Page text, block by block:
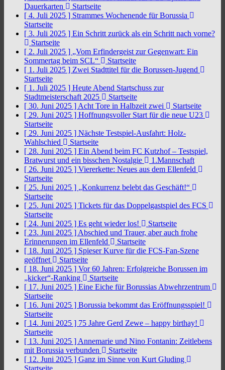
Dauerkarten
Startseite
[ 4. Juli 2025 ] Strammes Wochenende für Borussia
Startseite
[ 3. Juli 2025 ] Ein Schritt zurück als ein Schritt nach vorne?
Startseite
[ 2. Juli 2025 ] „Vom Erfindergeist zur Gegenwart: Ein
Sommertag beim SCL“
Startseite
[ 1. Juli 2025 ] Zwei Stadttitel für die Borussen-Jugend
Startseite
[ 1. Juli 2025 ] Heute Abend Startschuss zur
Stadtmeisterschaft 2025
Startseite
[ 30. Juni 2025 ] Acht Tore in Halbzeit zwei
Startseite
[ 29. Juni 2025 ] Hoffnungsvoller Start für die neue U23
Startseite
[ 29. Juni 2025 ] Nächste Testspiel-Ausfahrt: Holz-
Wahlschied
Startseite
[ 28. Juni 2025 ] Ein Abend beim FC Kutzhof – Testspiel,
Bratwurst und ein bisschen Nostalgie
1.Mannschaft
[ 26. Juni 2025 ] Viererkette: Neues aus dem Ellenfeld
Startseite
[ 25. Juni 2025 ] „Konkurrenz belebt das Geschäft!“
Startseite
[ 25. Juni 2025 ] Tickets für das Doppelgastspiel des FCS
Startseite
[ 24. Juni 2025 ] Es geht wieder los!
Startseite
[ 23. Juni 2025 ] Abschied und Trauer, aber auch frohe
Erinnerungen im Ellenfeld
Startseite
[ 18. Juni 2025 ] Spieser Kurve für die FCS-Fan-Szene
geöffnet
Startseite
[ 18. Juni 2025 ] Vor 60 Jahren: Erfolgreiche Borussen im
„kicker“-Ranking
Startseite
[ 17. Juni 2025 ] Eine Eiche für Borussias Abwehrzentrum
Startseite
[ 16. Juni 2025 ] Borussia bekommt das Eröffnungsspiel!
Startseite
[ 14. Juni 2025 ] 75 Jahre Gerd Zewe – happy birthay!
Startseite
[ 13. Juni 2025 ] Annemarie und Nino Fontanin: Zeitlebens
mit Borussia verbunden
Startseite
[ 12. Juni 2025 ] Ganz im Sinne von Kurt Gluding
Startseite